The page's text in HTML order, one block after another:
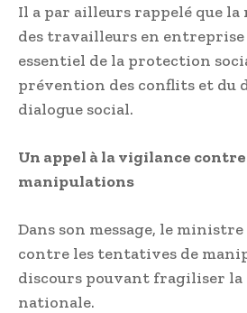
Il a par ailleurs rappelé que
des travailleurs en
essentiel de la protection
prévention des conflits et du
dialogue social.
Un appel à la vigilance
manipulations
Dans son message, le
contre les tentatives de
discours pouvant fragiliser la
nationale.